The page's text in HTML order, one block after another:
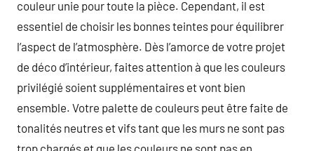
couleur unie pour toute la pièce. Cependant, il est
essentiel de choisir les bonnes teintes pour équilibrer
l’aspect de l’atmosphère. Dès l’amorce de votre projet
de déco d’intérieur, faites attention à que les couleurs
privilégié soient supplémentaires et vont bien
ensemble. Votre palette de couleurs peut être faite de
tonalités neutres et vifs tant que les murs ne sont pas
trop chargés et que les couleurs ne sont pas en